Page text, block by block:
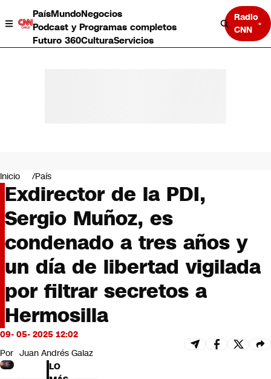
PaísMundoNegocios
Podcast y Programas completos
Futuro 360CulturaServicios
Radio
CNN
Negocios
Deportes
Programas completos
Cultura
Servicios
Bits
CNN Data
CNN tiempo
Futuro 360
Opinión
Inicio País
Exdirector de la PDI,
Sergio Muñoz, es
condenado a tres años y
un día de libertad vigilada
por filtrar secretos a
Hermosilla
09- 05- 2025 12:02
Por Juan Andrés Galaz
LO